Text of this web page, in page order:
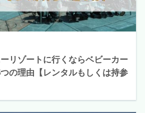
リゾートに行くならベビーカー
の理由【レンタルもしくは持参